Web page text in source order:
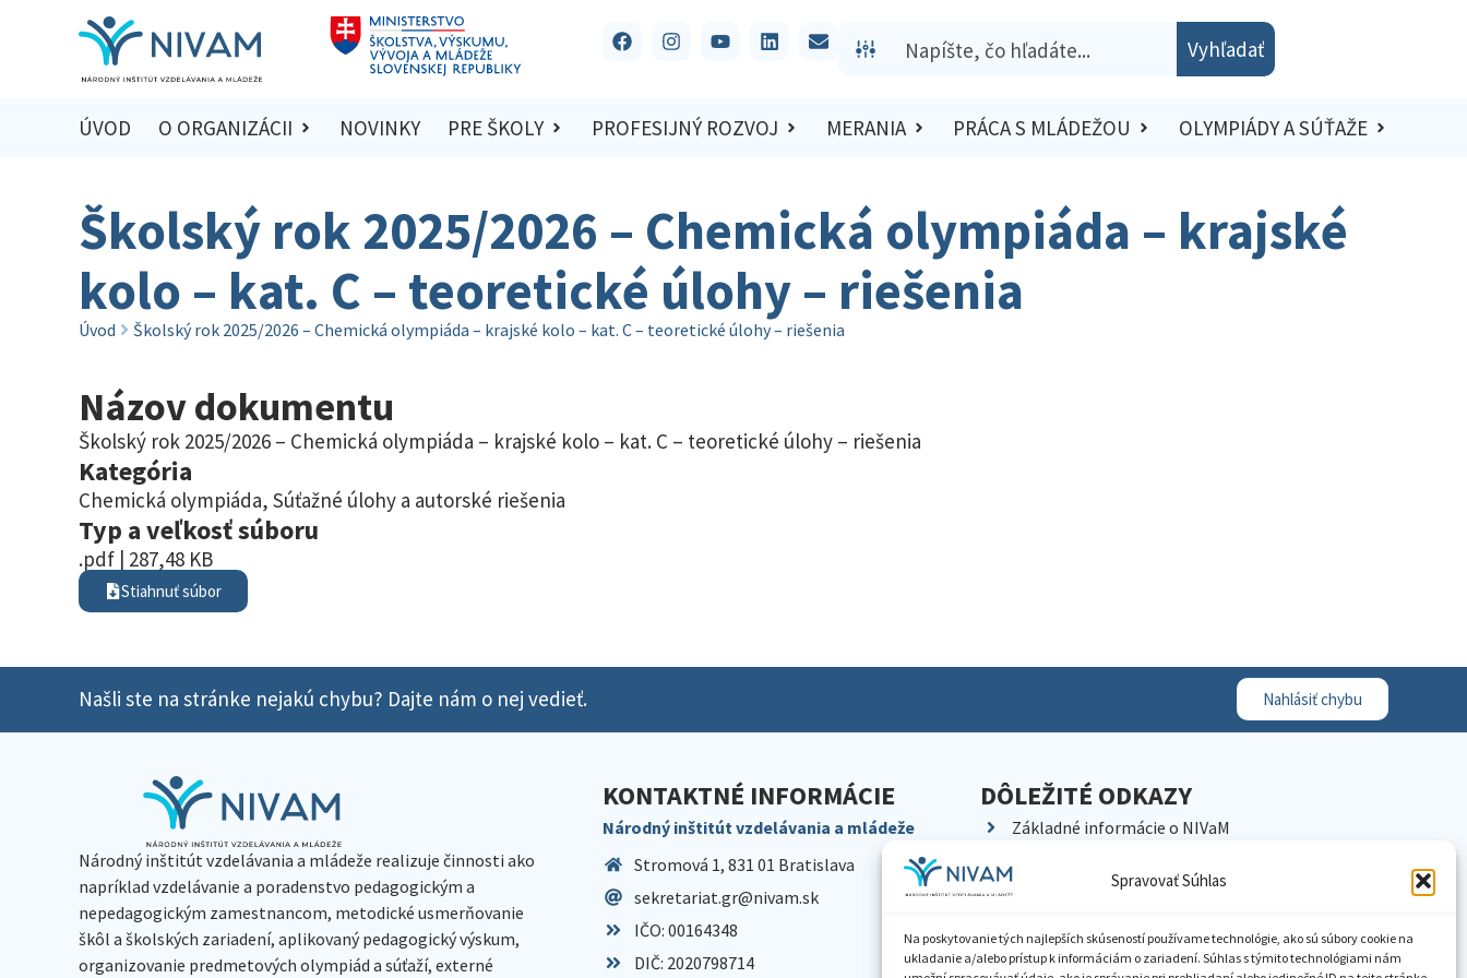
Spravovať Súhlas
Na poskytovanie tých najlepších skúseností používame technológie, ako sú súbory cookie na
ukladanie a/alebo prístup k informáciám o zariadení. Súhlas s týmito technológiami nám
Vyhľadať
ÚVOD O ORGANIZÁCII NOVINKY PRE ŠKOLY PROFESIJNÝ ROZVOJ MERANIA PRÁCA S MLÁDEŽOU OLYMPIÁDY A SÚŤAŽE
Školský rok 2025/2026 – Chemická olympiáda – krajské
kolo – kat. C – teoretické úlohy – riešenia
Úvod Školský rok 2025/2026 – Chemická olympiáda – krajské kolo – kat. C – teoretické úlohy – riešenia
Názov dokumentu
Školský rok 2025/2026 – Chemická olympiáda – krajské kolo – kat. C – teoretické úlohy – riešenia
Kategória
Chemická olympiáda, Súťažné úlohy a autorské riešenia
Typ a veľkosť súboru
.pdf | 287,48 KB
Stiahnuť súbor
Našli ste na stránke nejakú chybu? Dajte nám o nej vedieť. Nahlásiť chybu
Národný inštitút vzdelávania a mládeže realizuje činnosti ako
napríklad vzdelávanie a poradenstvo pedagogickým a
nepedagogickým zamestnancom, metodické usmerňovanie
škôl a školských zariadení, aplikovaný pedagogický výskum,
organizovanie predmetových olympiád a súťaží, externé
KONTAKTNÉ INFORMÁCIE
Národný inštitút vzdelávania a mládeže
Stromová 1, 831 01 Bratislava
sekretariat.gr@nivam.sk
IČO: 00164348
DIČ: 2020798714
DÔLEŽITÉ ODKAZY
Základné informácie o NIVaM
Kariéra
Pracoviská NIVaM